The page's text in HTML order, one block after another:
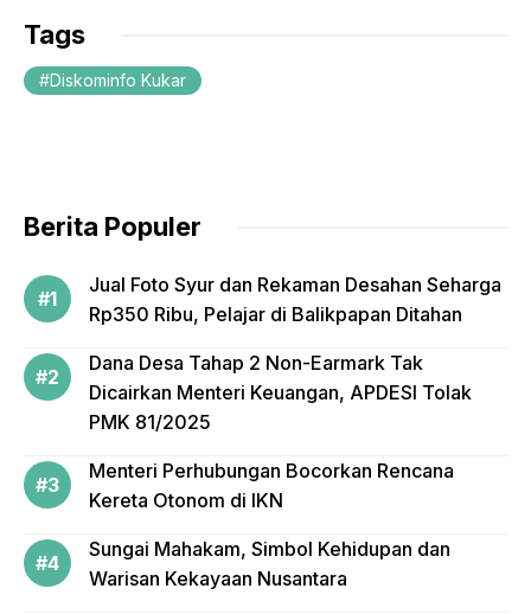
c
e
b
k
er
Tags
Diskominfo Kukar
Berita Populer
Jual Foto Syur dan Rekaman Desahan Seharga
Rp350 Ribu, Pelajar di Balikpapan Ditahan
Dana Desa Tahap 2 Non-Earmark Tak
Dicairkan Menteri Keuangan, APDESI Tolak
PMK 81/2025
Menteri Perhubungan Bocorkan Rencana
Kereta Otonom di IKN
Sungai Mahakam, Simbol Kehidupan dan
Warisan Kekayaan Nusantara